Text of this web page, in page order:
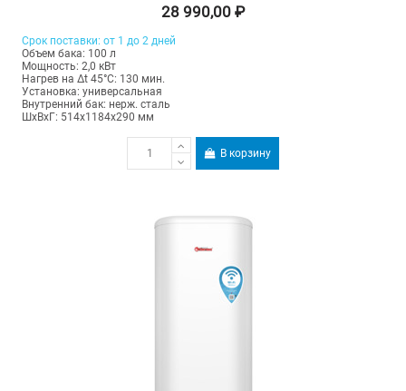
28 990,00 ₽
Срок поставки: от 1 до 2 дней
Объем бака: 100 л
Мощность: 2,0 кВт
Нагрев на Δt 45°С: 130 мин.
Установка: универсальная
Внутренний бак: нерж. сталь
ШхВхГ: 514х1184х290 мм
В корзину